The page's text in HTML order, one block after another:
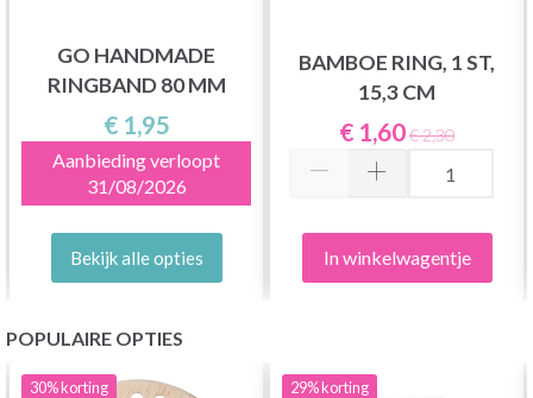
GO HANDMADE
RINGBAND 80 MM
€ 1,95
Aanbieding verloopt
31/08/2026
Bekijk alle opties
BAMBOE RING, 1 ST,
15,3 CM
€ 1,60€ 2,30
In winkelwagentje
POPULAIRE OPTIES
30%korting 29%korting